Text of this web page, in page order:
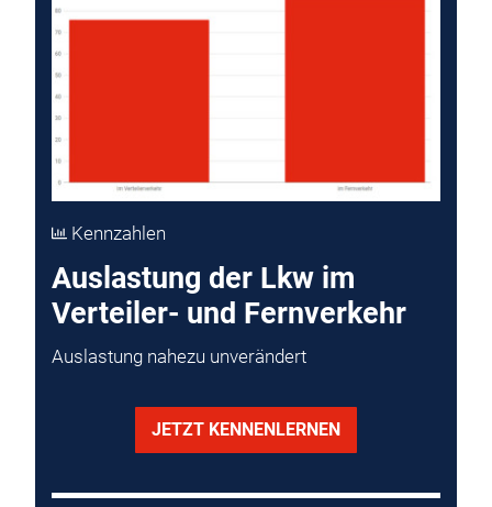
Kennzahlen
Auslastung der Lkw im
Verteiler- und Fernverkehr
Auslastung nahezu unverändert
JETZT KENNENLERNEN